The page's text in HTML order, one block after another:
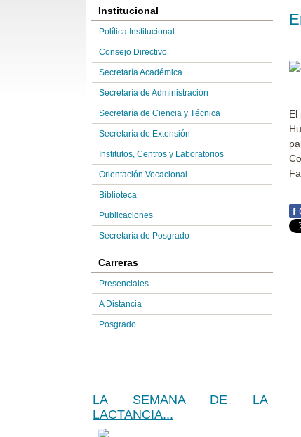
Institucional
Política Institucional
Consejo Directivo
Secretaría Académica
Secretaría de Administración
Secretaría de Ciencia y Técnica
Secretaría de Extensión
Institutos, Centros y Laboratorios
Orientación Vocacional
Biblioteca
Publicaciones
Secretaría de Posgrado
Carreras
Presenciales
A Distancia
Posgrado
El
f
LA SEMANA DE LA
LACTANCIA...